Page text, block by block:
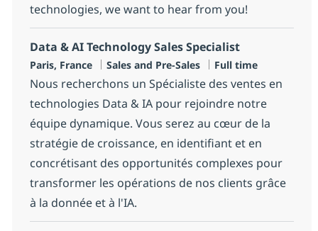
technologies, we want to hear from you!
Data & AI Technology Sales Specialist
Location
Paris, France Category
Sales and Pre-Sales Job Type
Full time
Nous recherchons un Spécialiste des ventes en
technologies Data & IA pour rejoindre notre
équipe dynamique. Vous serez au cœur de la
stratégie de croissance, en identifiant et en
concrétisant des opportunités complexes pour
transformer les opérations de nos clients grâce
à la donnée et à l'IA.